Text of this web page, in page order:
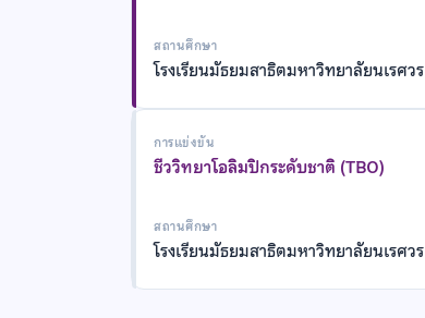
สถานศึกษา
โรงเรียนมัธยมสาธิตมหาวิทยาลัยนเรศวร
การแข่งขัน
ชีววิทยาโอลิมปิกระดับชาติ (TBO)
สถานศึกษา
โรงเรียนมัธยมสาธิตมหาวิทยาลัยนเรศวร